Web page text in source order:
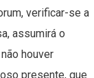
verificar-se a
assumirá o
houver
presente, que